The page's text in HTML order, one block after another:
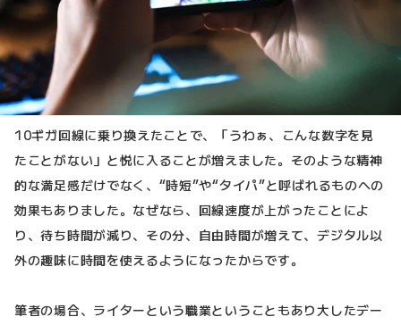
10ギガ回線に乗り換えたことで、「うわぁ、こんな数字を見
たことがない」と悦に入ることが増えました。そのような精神
的な満足感だけでなく、“時短”や“タイパ”と呼ばれるものへの
効果もありました。なぜなら、回線速度が上がったことによ
り、待ち時間が減り、その分、自由時間が増えて、デジタル以
外の趣味に時間を使えるようになったからです。
筆者の場合、ライターという職業ということもあり大したデー